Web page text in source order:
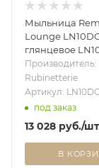
Мыльница
Lounge
глянцевое
Rubinetterie
Артикул:
под заказ
13 028 руб./шт
В